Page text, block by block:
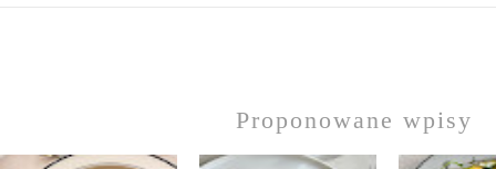
Proponowane wpisy